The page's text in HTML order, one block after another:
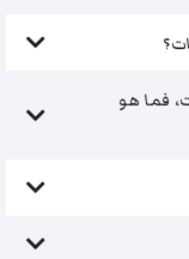
فما هو